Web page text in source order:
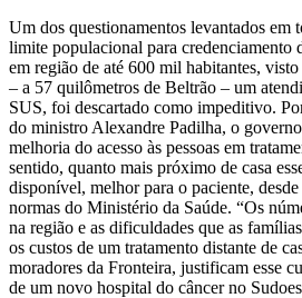
Um dos questionamentos levantados em
limite populacional para credenciamento
em região de até 600 mil habitantes,
– a 57 quilômetros de Beltrão – um
SUS, foi descartado como impeditivo.
do ministro Alexandre Padilha, o
melhoria do acesso às pessoas em
sentido, quanto mais próximo de casa
disponível, melhor para o paciente,
normas do Ministério da Saúde. “Os
na região e as dificuldades que as
os custos de um tratamento distante de
moradores da Fronteira, justificam esse
de um novo hospital do câncer no